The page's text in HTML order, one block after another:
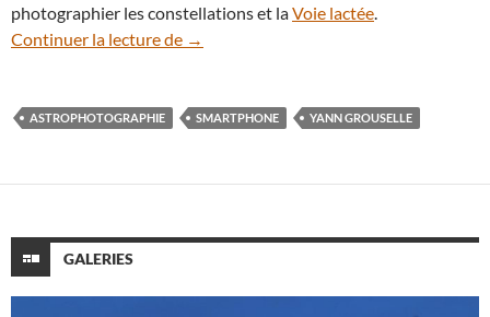
photographier les constellations et laVoie lactée
Continuer la lecture de
Comment photographier le ciel
→
ASTROPHOTOGRAPHIE SMARTPHONE YANN GROUSELLE
GALERIES